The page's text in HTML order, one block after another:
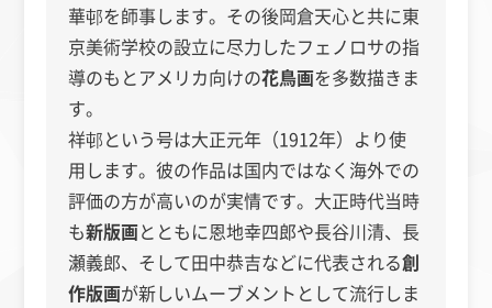
華邨を師事します。その後岡倉天心と共に東
京美術学校の設立に尽力したフェノロサの指
導のもとアメリカ向けの花鳥画を多数描きま
す。
祥邨という号は大正元年（1912年）より使
用します。彼の作品は国内ではなく海外での
評価の方が高いのが実情です。大正時代当時
も新版画とともに恩地幸四郎や長谷川清、長
瀬義郎、そして田中恭吉などに代表される創
作版画が新しいムーブメントとして流行しま